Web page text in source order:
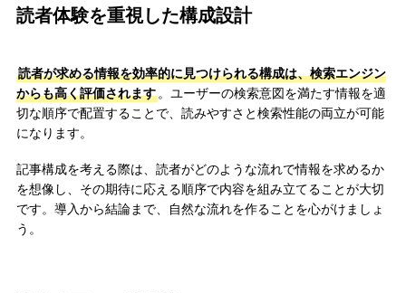
読者体験を重視した構成設計
読者が求める情報を効率的に見つけられる構成は、検索エンジン
からも高く評価されます。ユーザーの検索意図を満たす情報を適
切な順序で配置することで、読みやすさと検索性能の両立が可能
になります。
記事構成を考える際は、読者がどのような流れで情報を求めるか
を想像し、その期待に応える順序で内容を組み立てることが大切
です。導入から結論まで、自然な流れを作ることを心がけましょ
う。